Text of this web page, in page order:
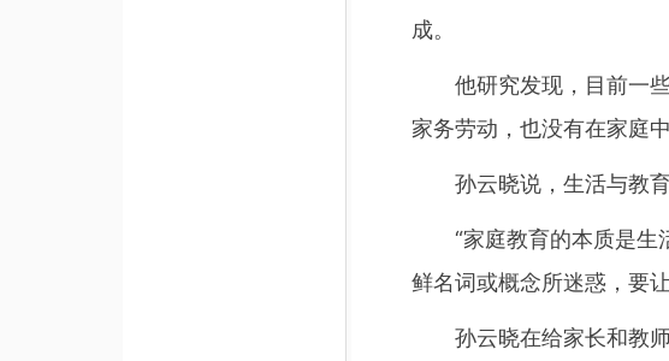
成。
他研究发现，目前一些
家务劳动，也没有在家庭
孙云晓说，生活与教育
“家庭教育的本质是生活
鲜名词或概念所迷惑，要
孙云晓在给家长和教师